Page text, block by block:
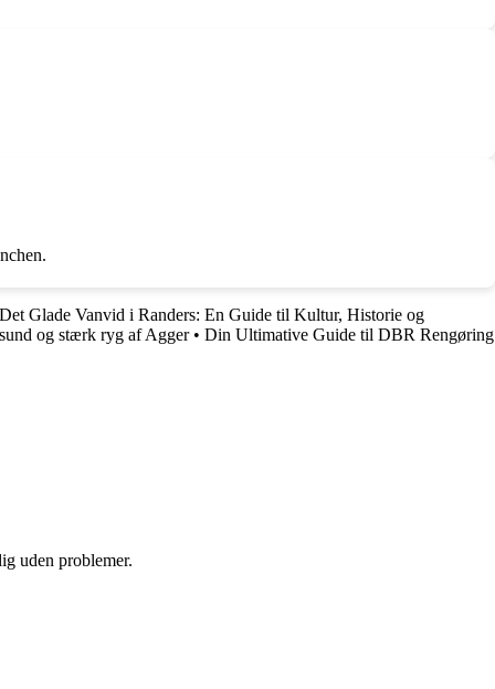
Det Glade Vanvid i Randers: En Guide til Kultur, Historie og
og stærk ryg af Agger• Din Ultimative Guide til DBR Rengøring
uden problemer.